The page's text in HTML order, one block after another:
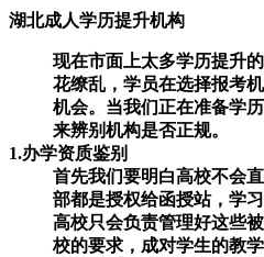
湖北成人学历提升机构
现在市面上太多学历提升
花缭乱，学员在选择报考
机会。当我们正在准备学
来辨别机构是否正规。
1.办学资质鉴别
首先我们要明白高校不会
部都是授权给函授站，学习
高校只会负责管理好这些
校的要求，成对学生的教